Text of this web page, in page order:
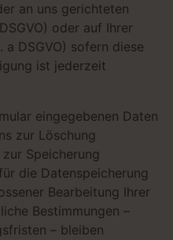
an uns gerichteten
oder auf Ihrer
DSGVO) sofern diese
ist jederzeit
eingegebenen Daten
zur Löschung
Speicherung
die Datenspeicherung
Bearbeitung Ihrer
Bestimmungen –
– bleiben